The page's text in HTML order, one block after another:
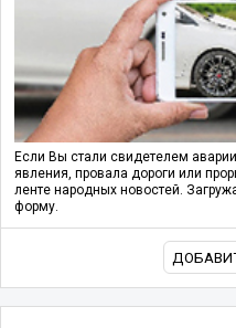
Если Вы стали свидетелем
явления, провала дороги или
ленте народных новостей.
форму.